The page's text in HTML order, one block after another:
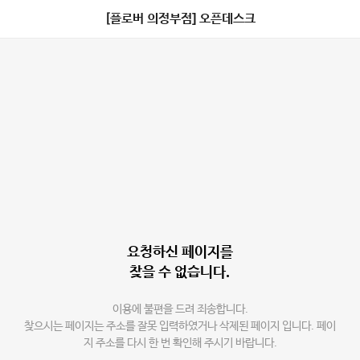
[플로버 의정부점] 오픈데스크
요청하신 페이지를
찾을 수 없습니다.
이용에 불편을 드려 죄송합니다.
찾으시는 페이지는 주소를 잘못 입력하였거나 삭제된 페이지 입니다. 페이
지 주소를 다시 한 번 확인해 주시기 바랍니다.